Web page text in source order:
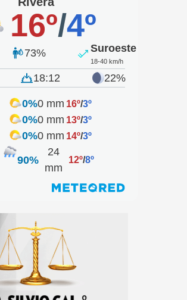
16º/4º
73% Suroeste
18-40 km/h
18:12 22%
0%0 mm 16º/3º
0%0 mm 13º/3º
0%0 mm 14º/3º
90%
24
mm
12º/8º